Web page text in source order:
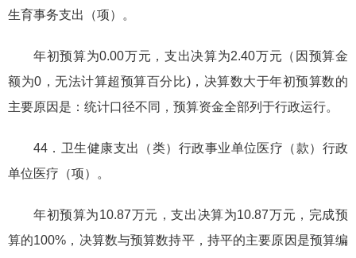
生育事务支出（项）。
年初预算为0.00万元，支出决算为2.40万元（因预算金
额为0，无法计算超预算百分比)，决算数大于年初预算数的
主要原因是：统计口径不同，预算资金全部列于行政运行。
44．卫生健康支出（类）行政事业单位医疗（款）行政
单位医疗（项）。
年初预算为10.87万元，支出决算为10.87万元，完成预
算的100%，决算数与预算数持平，持平的主要原因是预算编